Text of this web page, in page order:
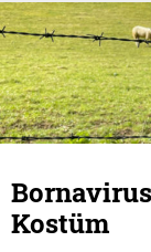
Kostüm